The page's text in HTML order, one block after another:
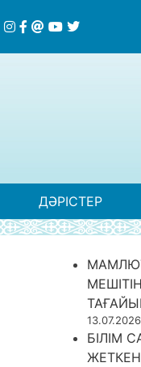
ДӘРІСТЕР
13.07.2026
БІЛІМ